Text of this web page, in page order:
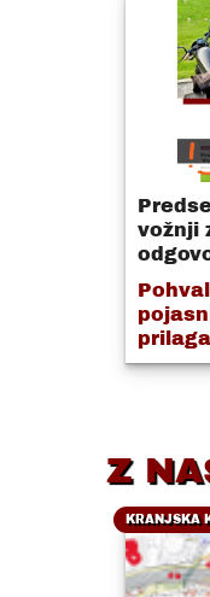
vožnji
Z
KRANJSKA